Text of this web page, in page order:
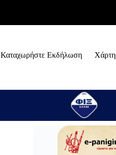
Καταχωρήστε Εκδήλωση